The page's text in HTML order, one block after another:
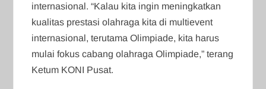
internasional. “Kalau kita ingin meningkatkan
kualitas prestasi olahraga kita di multievent
internasional, terutama Olimpiade, kita harus
mulai fokus cabang olahraga Olimpiade,” terang
Ketum KONI Pusat.